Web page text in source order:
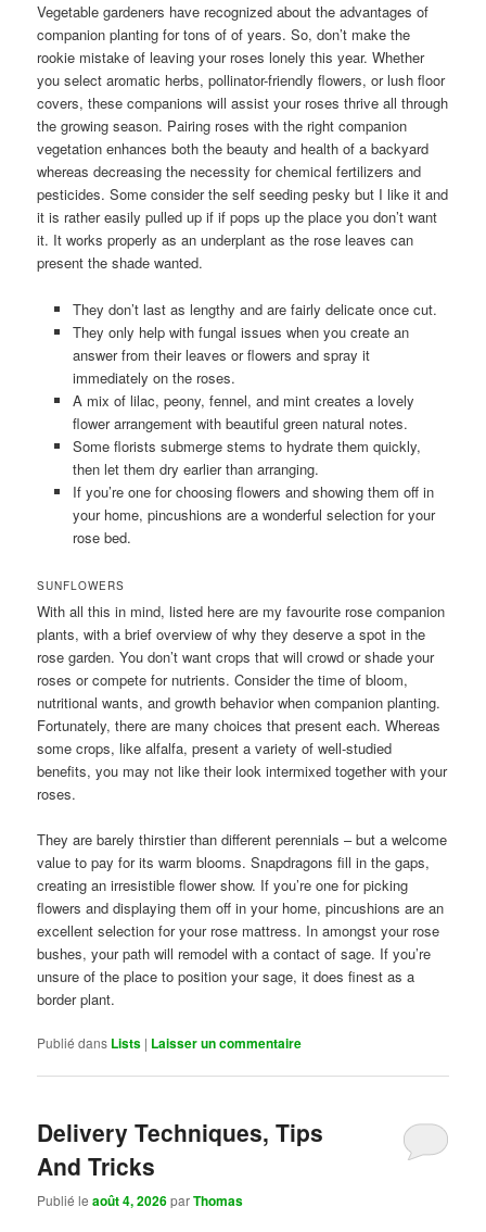
Vegetable gardeners have recognized about the advantages of
companion planting for tons of of years. So, don’t make the
rookie mistake of leaving your roses lonely this year. Whether
you select aromatic herbs, pollinator-friendly flowers, or lush floor
covers, these companions will assist your roses thrive all through
the growing season. Pairing roses with the right companion
vegetation enhances both the beauty and health of a backyard
whereas decreasing the necessity for chemical fertilizers and
pesticides. Some consider the self seeding pesky but I like it and
it is rather easily pulled up if if pops up the place you don’t want
it. It works properly as an underplant as the rose leaves can
present the shade wanted.
They don’t last as lengthy and are fairly delicate once cut.
They only help with fungal issues when you create an
answer from their leaves or flowers and spray it
immediately on the roses.
A mix of lilac, peony, fennel, and mint creates a lovely
flower arrangement with beautiful green natural notes.
Some florists submerge stems to hydrate them quickly,
then let them dry earlier than arranging.
If you’re one for choosing flowers and showing them off in
your home, pincushions are a wonderful selection for your
rose bed.
SUNFLOWERS
With all this in mind, listed here are my favourite rose companion
plants, with a brief overview of why they deserve a spot in the
rose garden. You don’t want crops that will crowd or shade your
roses or compete for nutrients. Consider the time of bloom,
nutritional wants, and growth behavior when companion planting.
Fortunately, there are many choices that present each. Whereas
some crops, like alfalfa, present a variety of well-studied
benefits, you may not like their look intermixed together with your
roses.
They are barely thirstier than different perennials – but a welcome
value to pay for its warm blooms. Snapdragons fill in the gaps,
creating an irresistible flower show. If you’re one for picking
flowers and displaying them off in your home, pincushions are an
excellent selection for your rose mattress. In amongst your rose
bushes, your path will remodel with a contact of sage. If you’re
unsure of the place to position your sage, it does finest as a
border plant.
Publié dans Lists | Laisser un commentaire
Delivery Techniques, Tips
And Tricks
Publié leaoût 4, 2026parThomas